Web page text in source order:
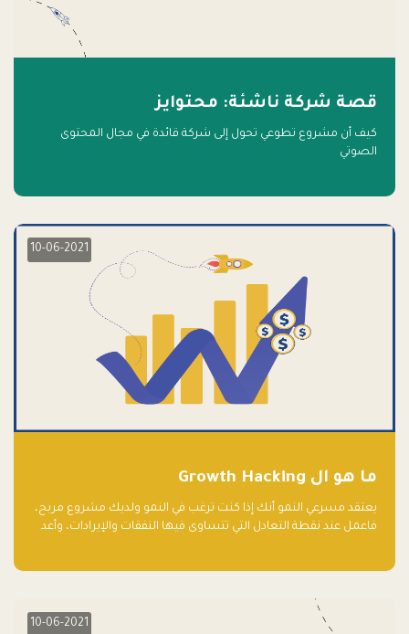
قصة شركة ناشئة: محتوايز
كيف أن مشروع تطوعي تحول إلى شركة قائدة في مجال المحتوى
الصوتي
10-06-2021
ما هو ال Growth Hacking
يعتقد مسرعي النمو أنك إذا كنت ترغب في النمو ولديك مشروع مربح،
فاعمل عند نقطة التعادل التي تتساوى فيها النفقات والإيرادات، وأعد
10-06-2021